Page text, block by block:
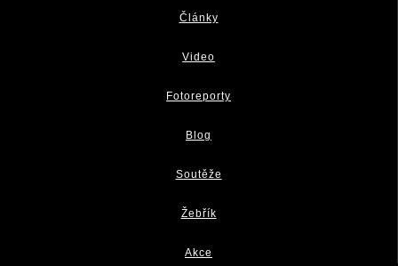
Články
Video
Fotoreporty
Blog
Soutěže
Žebřík
Akce